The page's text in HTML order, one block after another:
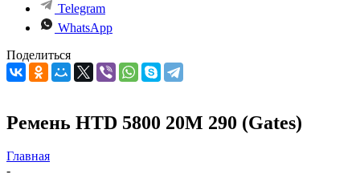
Telegram
WhatsApp
Поделиться
Ремень HTD 5800 20M 290 (Gates)
Главная
-